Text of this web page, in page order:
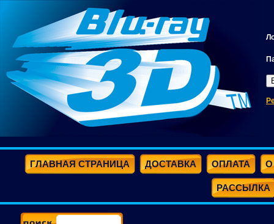
ГЛАВНАЯ СТРАНИЦА ДОСТАВКА ОПЛАТА О
РАССЫЛКА